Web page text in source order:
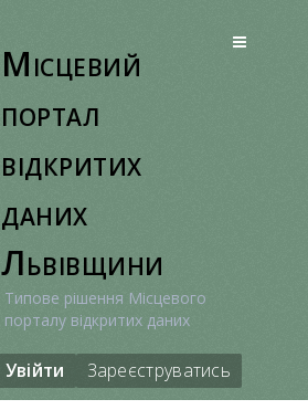
Місцевий
портал
відкритих
даних
Львівщини
Типове рішення Місцевого
порталу відкритих даних
Увійти Зареєструватись